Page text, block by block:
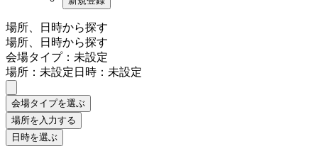
場所、日時から探す
場所、日時から探す
会場タイプ：未設定
場所：未設定日時：未設定
会場タイプを選ぶ
場所を入力する
日時を選ぶ